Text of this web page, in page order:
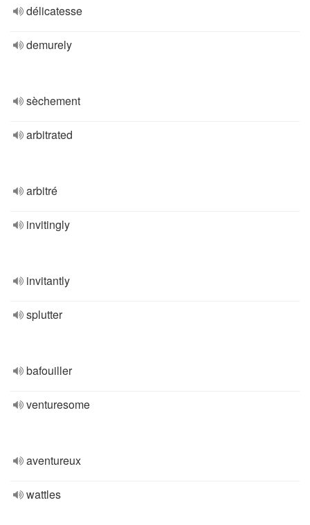
délicatesse
demurely
sèchement
arbitrated
arbitré
invitingly
invitantly
splutter
bafouiller
venturesome
aventureux
wattles